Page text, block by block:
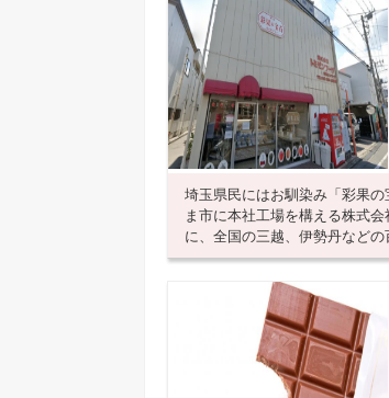
埼玉県民にはお馴染み「彩果
ま市に本社工場を構える株式
に、全国の三越、伊勢丹など